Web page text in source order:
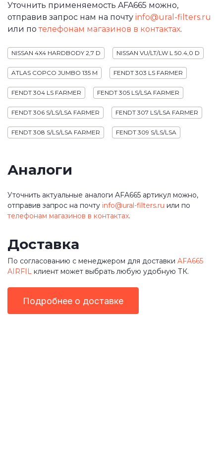
Уточнить применяемость AFA665 можно,
отправив запрос нам на почту info@ural-filters.ru
или потелефонам магазинов в контактах.
NISSAN 4X4 HARDBODY 2,7 D NISSAN VU/LT/LW L 50.4,0 D
ATLAS COPCO JUMBO 135 M FENDT 303 LS FARMER
FENDT 304 LS FARMER FENDT 305 LS/LSA FARMER
FENDT 306 S/LS/LSA FARMER FENDT 307 LS/LSA FARMER
FENDT 308 S/LS/LSA FARMER FENDT 309 S/LS/LSA
Аналоги
Уточнить актуальные аналоги AFA665 артикул можно,
отправив запрос на почту info@ural-filters.ru или по
телефонам магазинов в контактах.
Доставка
По согласованию с менеджером для доставки AFA665
AIRFIL клиент может выбрать любую удобную ТК.
Подробнее о доставке